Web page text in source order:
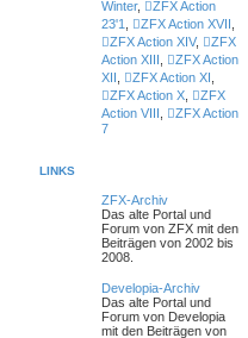
Winter,
ZFX Action
23'1
ZFX Action XVII
ZFX Action XIV,
ZFX
Action XIII
ZFX Action
XII
ZFX Action XI
ZFX Action X
ZFX
Action VIII
ZFX Action
7
LINKS
ZFX-Archiv
Das alte Portal und
Forum von ZFX mit den
Beiträgen von 2002 bis
2008.
Developia-Archiv
Das alte Portal und
Forum von Developia
mit den Beiträgen von